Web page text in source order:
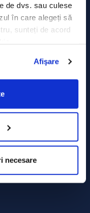
de dvs. sau culese
în care alegeți să
sunteți de acord
Afişare
necesare